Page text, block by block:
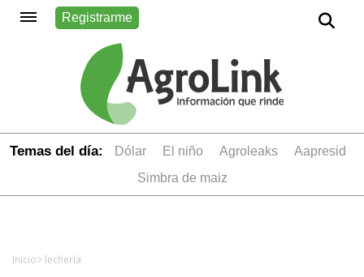
Registrarme
Temas del día: dólar el niño Agroleaks
aapresid
simbra de maiz
Inicio> lechería